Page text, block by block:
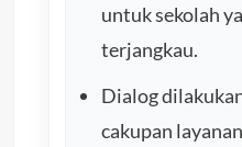
untuk sekolah
terjangkau.
Dialog
cakupan